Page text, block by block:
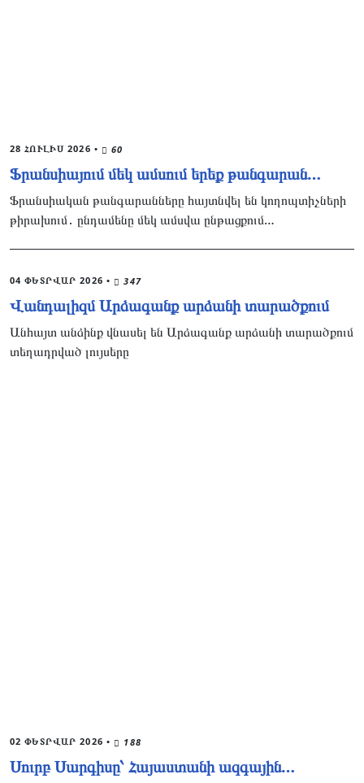
28 ՀՈՒԼԻՍ 2026 • 60
Ֆրանսիայում մեկ ամսում երեք թանգարան…
Ֆրանսիական թանգարանները հայտնվել են կողոպտիչների
թիրախում․ ընդամենը մեկ ամսվա ընթացքում…
04 ՓԵՏՐՎԱՐ 2026 • 347
Վանդալիզմ Արձագանք արձանի տարածքում
Անհայտ անձինք վնասել են Արձագանք արձանի տարածքում
տեղադրված լույսերը
02 ՓԵՏՐՎԱՐ 2026 • 188
Սուրբ Սարգիսը՝ Հայաստանի ազգային…